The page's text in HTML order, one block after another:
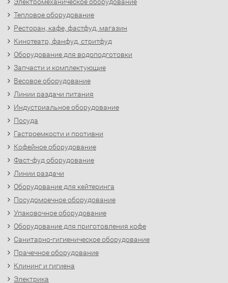
Тепловое оборудование
Ресторан, кафе, фастфуд, магазин
Кинотеатр, фанфуд, стритфуд
Оборудование для водоподготовки
Запчасти и комплектующие
Весовое оборудование
Линии раздачи питания
Индустриальное оборудование
Посуда
Гастроемкости и противни
Кофейное оборудование
Фаст-фуд оборудование
Линии раздачи
Оборудование для кейтеринга
Посудомоечное оборудование
Упаковочное оборудование
Оборудование для приготовления кофе
Санитарно-гигиеническое оборудование
Прачечное оборудование
Клининг и гигиена
Электрика